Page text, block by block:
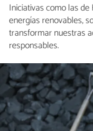
Iniciativas como las
energías renovables,
transformar nuestras
responsables.